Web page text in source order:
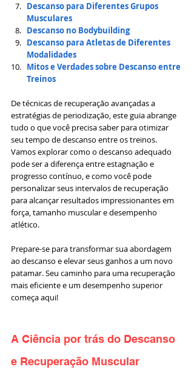
Descanso para Diferentes Grupos
Musculares
Descanso no Bodybuilding
Descanso para Atletas de Diferentes
Modalidades
Mitos e Verdades sobre Descanso entre
Treinos
De técnicas de recuperação avançadas a
estratégias de periodização, este guia abrange
tudo o que você precisa saber para otimizar
seu tempo de descanso entre os treinos.
Vamos explorar como o descanso adequado
pode ser a diferença entre estagnação e
progresso contínuo, e como você pode
personalizar seus intervalos de recuperação
para alcançar resultados impressionantes em
força, tamanho muscular e desempenho
atlético.
Prepare-se para transformar sua abordagem
ao descanso e elevar seus ganhos a um novo
patamar. Seu caminho para uma recuperação
mais eficiente e um desempenho superior
começa aqui!
A Ciência por trás do Descanso
e Recuperação Muscular